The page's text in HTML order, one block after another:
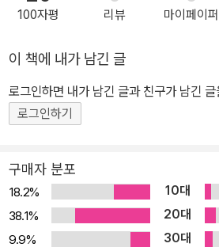
100자평 리뷰 마이페이퍼
이 책에 내가 남긴 글
로그인하면 내가 남긴 글과 친구가 남긴
로그인하기
구매자 분포
18.2% 10대
38.1%
20대
9.9%
30대